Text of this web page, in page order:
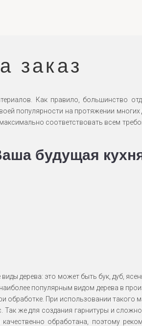
заказ
Как правило, большинство
популярности на протяжении многих
соответствовать всем
будущая
дерева: это может быть бук, дуб,
популярным видом дерева в
обработке. При использовании такого
Так же для создания гарнитуры и
обработана, поэтому